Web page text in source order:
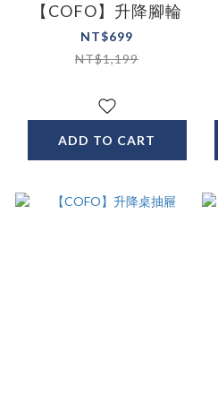
【COFO】升降腳輪
NT$699
NT$1,199
ADD TO CART